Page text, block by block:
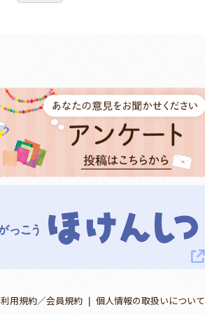
利用規約／会員規約 個人情報の取扱いについて